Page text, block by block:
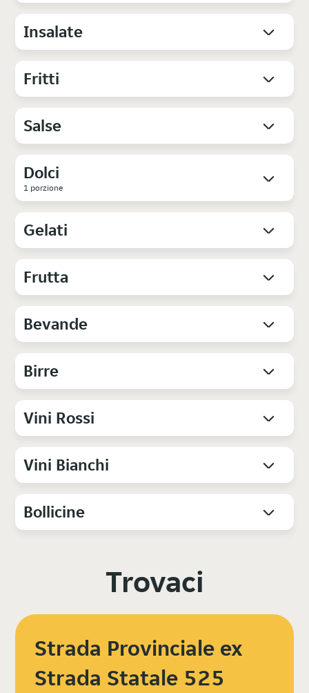
Insalate
Fritti
Salse
Dolci
1 porzione
Gelati
Frutta
Bevande
Birre
Vini Rossi
Vini Bianchi
Bollicine
Trovaci
Strada Provinciale ex
Strada Statale 525